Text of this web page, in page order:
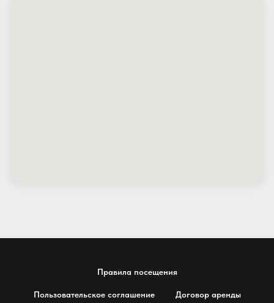
Правила посещения
Пользовательское соглашение Договор аренды